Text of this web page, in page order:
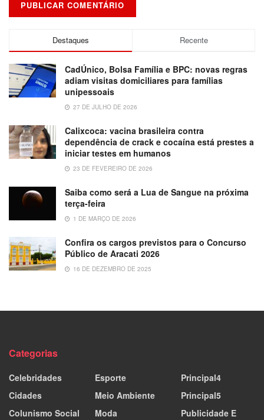
Destaques Recente
CadÚnico, Bolsa Família e BPC: novas regras
adiam visitas domiciliares para famílias
unipessoais
27 DE JULHO DE 2026
Calixcoca: vacina brasileira contra
dependência de crack e cocaína está prestes a
iniciar testes em humanos
23 DE FEVEREIRO DE 2026
Saiba como será a Lua de Sangue na próxima
terça-feira
1 DE MARÇO DE 2026
Confira os cargos previstos para o Concurso
Público de Aracati 2026
16 DE DEZEMBRO DE 2025
Categorias
Celebridades
Cidades
Colunismo Social
Esporte
Meio Ambiente
Moda
Principal4
Principal5
Publicidade E